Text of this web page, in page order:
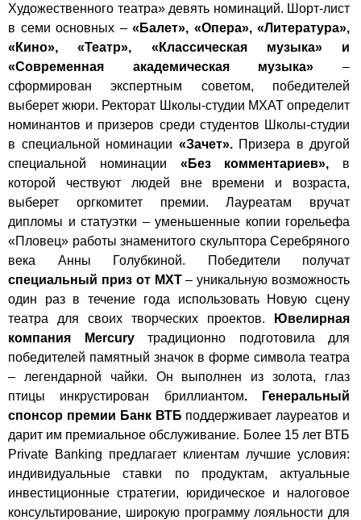
Художественного театра» девять номинаций. Шорт-лист
в семи основных – «Балет», «Опера», «Литература»,
«Кино», «Театр», «Классическая музыка» и
«Современная академическая музыка» –
сформирован экспертным советом, победителей
выберет жюри. Ректорат Школы-студии МХАТ определит
номинантов и призеров среди студентов Школы-студии
в специальной номинации «Зачет». Призера в другой
специальной номинации «Без комментариев», в
которой чествуют людей вне времени и возраста,
выберет оргкомитет премии. Лауреатам вручат
дипломы и статуэтки – уменьшенные копии горельефа
«Пловец» работы знаменитого скульптора Серебряного
века Анны Голубкиной. Победители получат
специальный приз от МХТ– уникальную возможность
один раз в течение года использовать Новую сцену
театра для своих творческих проектов.
Ювелирная
компания Mercuryтрадиционно подготовила для
победителей памятный значок в форме символа театра
– легендарной чайки. Он выполнен из золота, глаз
птицы инкрустирован бриллиантом. Генеральный
спонсор премии Банк ВТБ поддерживает лауреатов и
дарит им премиальное обслуживание. Более 15 лет ВТБ
Private Banking предлагает клиентам лучшие условия:
индивидуальные ставки по продуктам, актуальные
инвестиционные стратегии, юридическое и налоговое
консультирование, широкую программу лояльности для